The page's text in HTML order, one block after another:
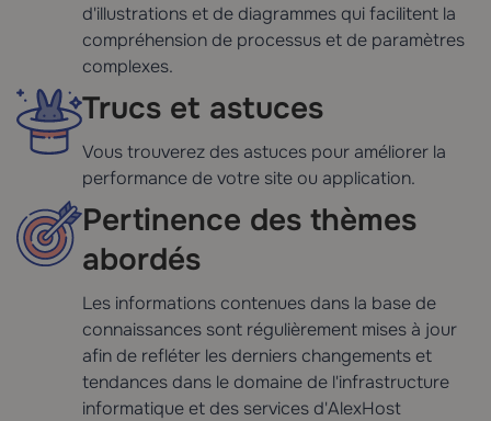
d'illustrations et de diagrammes qui facilitent la
compréhension de processus et de paramètres
complexes.
Trucs et astuces
Vous trouverez des astuces pour améliorer la
performance de votre site ou application.
Pertinence des thèmes
abordés
Les informations contenues dans la base de
connaissances sont régulièrement mises à jour
afin de refléter les derniers changements et
tendances dans le domaine de l'infrastructure
informatique et des services d'AlexHost